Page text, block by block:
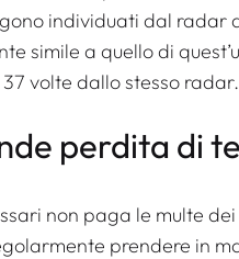
individuati dal radar
simile a quello di
volte dallo stesso radar.
perdita di
non paga le multe dei
prendere in